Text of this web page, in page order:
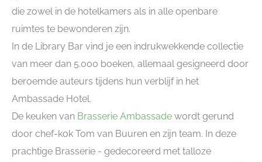
die zowel in de hotelkamers als in alle openbare
ruimtes te bewonderen zijn.
In de Library Bar vind je een indrukwekkende collectie
van meer dan 5.000 boeken, allemaal gesigneerd door
beroemde auteurs tijdens hun verblijf in het
Ambassade Hotel.
De keuken van Brasserie Ambassade wordt gerund
door chef-kok Tom van Buuren en zijn team. In deze
prachtige Brasserie - gedecoreerd met talloze